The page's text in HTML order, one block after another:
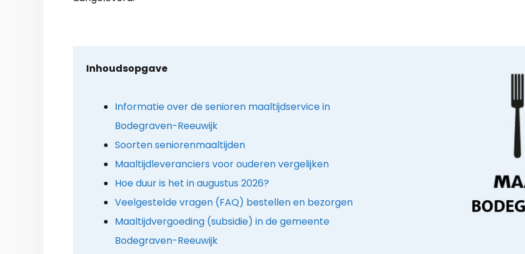
Inhoudsopgave
Informatie over de senioren maaltijdservice in
Bodegraven-Reeuwijk
Soorten seniorenmaaltijden
Maaltijdleveranciers voor ouderen vergelijken
Hoe duur is het in augustus 2026?
Veelgestelde vragen (FAQ) bestellen en bezorgen
Maaltijdvergoeding (subsidie) in de gemeente
Bodegraven-Reeuwijk